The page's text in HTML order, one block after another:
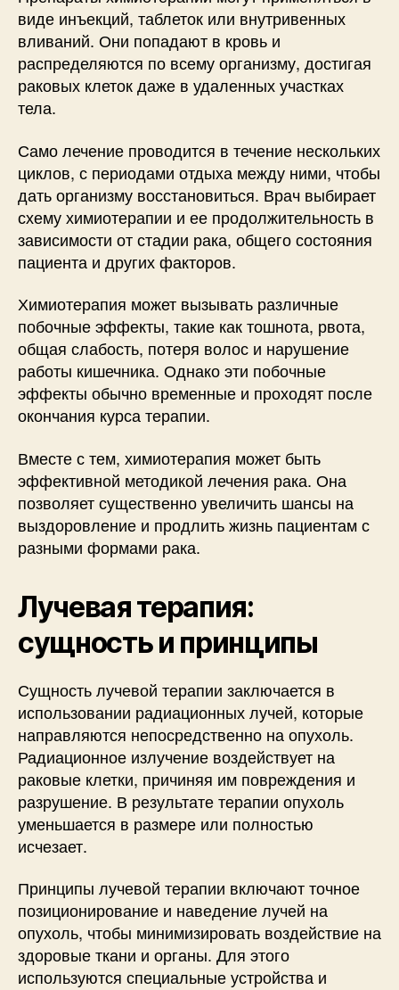
виде инъекций, таблеток или внутривенных
вливаний. Они попадают в кровь и
распределяются по всему организму, достигая
раковых клеток даже в удаленных участках
тела.
Само лечение проводится в течение нескольких
циклов, с периодами отдыха между ними, чтобы
дать организму восстановиться. Врач выбирает
схему химиотерапии и ее продолжительность в
зависимости от стадии рака, общего состояния
пациента и других факторов.
Химиотерапия может вызывать различные
побочные эффекты, такие как тошнота, рвота,
общая слабость, потеря волос и нарушение
работы кишечника. Однако эти побочные
эффекты обычно временные и проходят после
окончания курса терапии.
Вместе с тем, химиотерапия может быть
эффективной методикой лечения рака. Она
позволяет существенно увеличить шансы на
выздоровление и продлить жизнь пациентам с
разными формами рака.
Лучевая терапия:
сущность и принципы
Сущность лучевой терапии заключается в
использовании радиационных лучей, которые
направляются непосредственно на опухоль.
Радиационное излучение воздействует на
раковые клетки, причиняя им повреждения и
разрушение. В результате терапии опухоль
уменьшается в размере или полностью
исчезает.
Принципы лучевой терапии включают точное
позиционирование и наведение лучей на
опухоль, чтобы минимизировать воздействие на
здоровые ткани и органы. Для этого
используются специальные устройства и